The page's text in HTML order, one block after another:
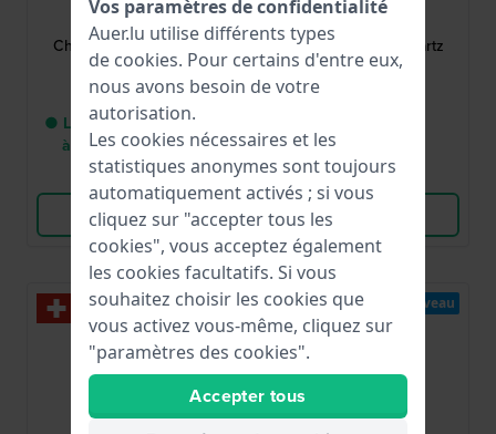
SMWGC0007803
Storm 43 mm
Chronographe à quartz
suisse avec date
499,00 €
● Livraison entre 3 jours
à 6 jours ouvrables
Comparer
Voir les produits
SMWGC0007804
Storm 43 mm
Chronographe à quartz
suisse avec date
Comparer
Voir les produits
Nouveau
Vos paramètres de confidentialité
Auer.lu utilise différents types
de cookies. Pour certains d'entre eux,
nous avons besoin de votre
autorisation.
Les cookies nécessaires et les
statistiques anonymes sont toujours
automatiquement activés ; si vous
cliquez sur "accepter tous les
cookies", vous acceptez également
les cookies facultatifs. Si vous
souhaitez choisir les cookies que
vous activez vous-même, cliquez sur
"paramètres des cookies".
Accepter tous